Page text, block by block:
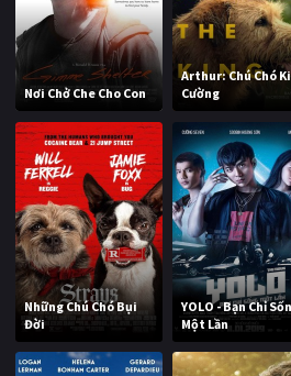
Nơi Chở Che Cho Con
Arthur: Chú Chó
Cường
Những Chú Chó Bụi
Đời
YOLO - Bạn Chỉ
Một Lần